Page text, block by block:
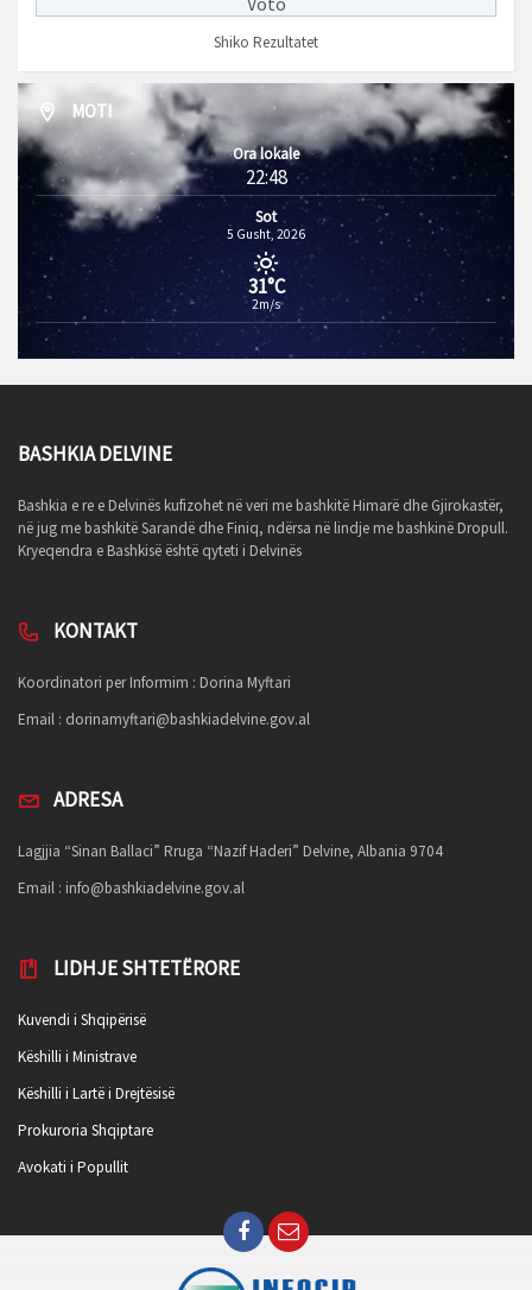
Shiko Rezultatet
MOTI
Ora lokale
22:48
Sot
5 Gusht, 2026
31°C
2m/s
BASHKIA DELVINE
Bashkia e re e Delvinës kufizohet në veri me bashkitë Himarë dhe Gjirokastër,
në jug me bashkitë Sarandë dhe Finiq, ndërsa në lindje me bashkinë Dropull.
Kryeqendra e Bashkisë është qyteti i Delvinës
KONTAKT
Koordinatori per Informim : Dorina Myftari
Email : dorinamyftari@bashkiadelvine.gov.al
ADRESA
Lagjjia “Sinan Ballaci” Rruga “Nazif Haderi” Delvine, Albania 9704
Email : info@bashkiadelvine.gov.al
LIDHJE SHTETËRORE
Kuvendi i Shqipërisë
Këshilli i Ministrave
Këshilli i Lartë i Drejtësisë
Prokuroria Shqiptare
Avokati i Popullit